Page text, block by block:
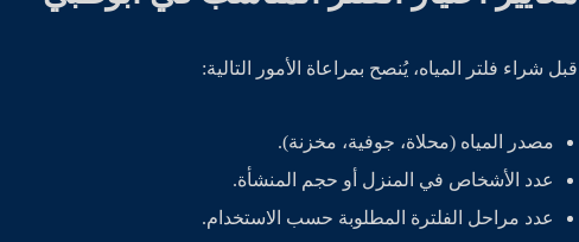
قبل شراء فلتر المياه، يُنصح بمراعاة الأمور التالية:
مصدر المياه (محلاة، جوفية، مخزنة).
عدد الأشخاص في المنزل أو حجم المنشأة.
عدد مراحل الفلترة المطلوبة حسب الاستخدام.